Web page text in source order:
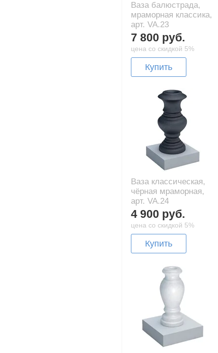
Ваза балюстрада,
мраморная классика,
арт. VA.23
7 800 руб.
цена со скидкой 5%
Купить
Ваза классическая,
чёрная мраморная,
арт. VA.24
4 900 руб.
цена со скидкой 5%
Купить